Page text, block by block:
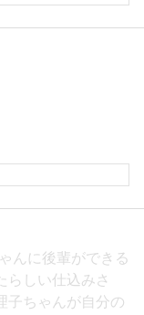
んに後輩ができる
らしい仕込みさ
子ちゃんが自分の